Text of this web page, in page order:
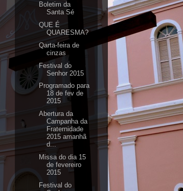
Boletim da
Santa Sé
QUE É
QUARESMA?
Qarta-feira de
cinzas
Festival do
Senhor 2015
Programado para
18 de fev de
2015
Abertura da
Campanha da
Fraternidade
2015 amanhã
d...
Missa do dia 15
de fevereiro
2015
Festival do